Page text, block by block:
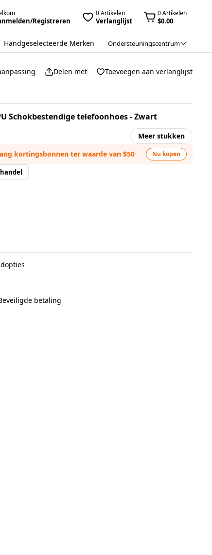
Registreren
0 Artikelen
Verlanglijst
0 Artikelen
$0.00
Handgeselecteerde Merken Ondersteuningscentrum
Delen met Toevoegen aan verlanglijst
Schokbestendige telefoonhoes - Zwart
Meer stukken
kortingsbonnen ter waarde van $50
Nu kopen
betaling